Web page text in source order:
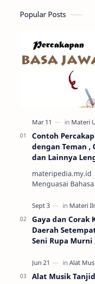
Popular Posts
Contoh
dengan Teman ,
dan Lainnya
materipedia.my.id
Menguasai
percakapan maka
dikuasai. Sa…
Gaya dan Corak
Daerah
Seni Rupa
Alat Musik